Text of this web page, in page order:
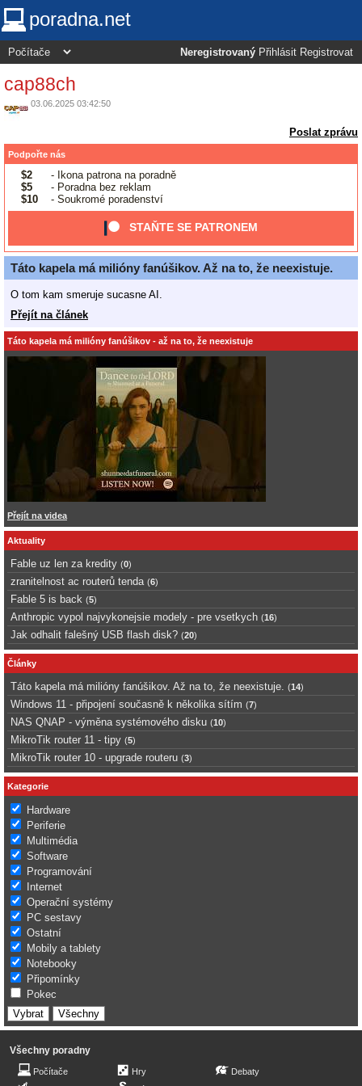
poradna.net
Neregistrovaný Přihlásit Registrovat
cap88ch
03.06.2025 03:42:50
Poslat zprávu
Podpořte nás
$2
- Ikona patrona na poradně
$5
- Poradna bez reklam
$10
- Soukromé poradenství
STAŇTE SE PATRONEM
Táto kapela má milióny fanúšikov. Až na to, že neexistuje.
O tom kam smeruje sucasne AI.
Přejít na článek
Táto kapela má milióny fanúšikov - až na to, že neexistuje
Přejít na videa
Aktuality
Fable uz len za kredity (0)
zranitelnost ac routerů tenda (6)
Fable 5 is back (5)
Anthropic vypol najvykonejsie modely - pre vsetkych (16)
Jak odhalit falešný USB flash disk? (20)
Články
Táto kapela má milióny fanúšikov. Až na to, že neexistuje. (14)
Windows 11 - připojení současně k několika sítím (7)
NAS QNAP - výměna systémového disku (10)
MikroTik router 11 - tipy (5)
MikroTik router 10 - upgrade routeru (3)
Kategorie
Hardware
Periferie
Multimédia
Software
Programování
Internet
Operační systémy
PC sestavy
Ostatní
Mobily a tablety
Notebooky
Připomínky
Pokec
Všechny poradny
Počítače
Hry
Debaty